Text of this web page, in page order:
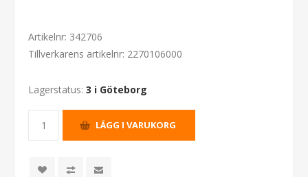
Artikelnr: 342706
Tillverkarens artikelnr: 2270106000
Lagerstatus: 3 i Göteborg